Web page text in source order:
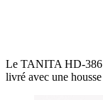
Le TANITA HD-386
livré avec une